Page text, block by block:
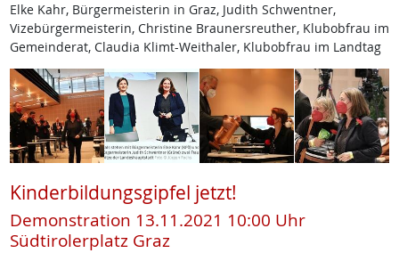
Elke Kahr, Bürgermeisterin in Graz, Judith Schwentner,
Vizebürgermeisterin, Christine Braunersreuther, Klubobfrau im
Gemeinderat, Claudia Klimt-Weithaler, Klubobfrau im Landtag
Kinderbildungsgipfel jetzt!
Demonstration 13.11.2021 10:00 Uhr
Südtirolerplatz Graz